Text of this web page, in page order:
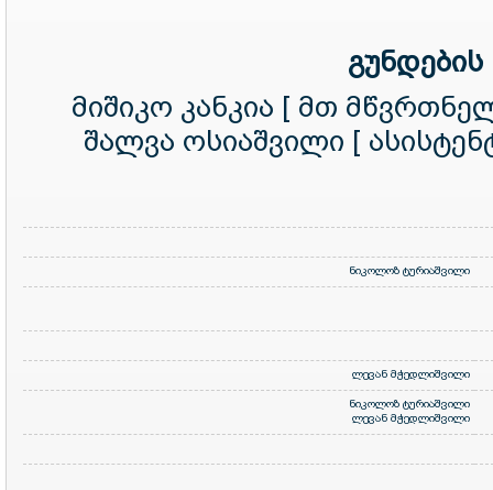
მიშიკო კანკია [ მთ
შალვა ოსიაშვილი [
ნიკოლოზ ტურიაშვილი
ლევან მჭედლიშვილი
ნიკოლოზ ტურიაშვილი
ლევან მჭედლიშვილი